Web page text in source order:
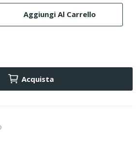
Aggiungi Al Carrello
Acquista